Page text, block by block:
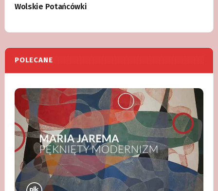
Wolskie Potańcówki
POLECANE